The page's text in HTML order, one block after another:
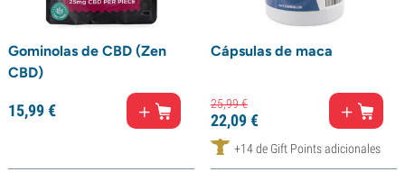
Gominolas de CBD (Zen
CBD)
15,99€
Cápsulas de maca
25,99€
22,09€
+14 de Gift Points adicionales